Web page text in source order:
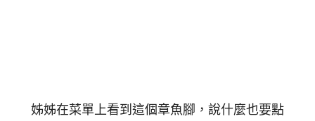
姊姊在菜單上看到這個章魚腳，說什麼也要點